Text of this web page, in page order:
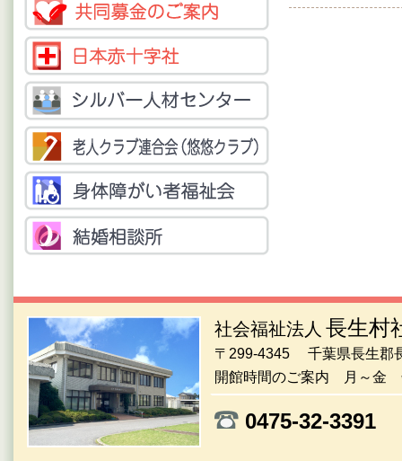
社会福祉法人 長生村
〒299-4345 千葉県長生郡
開館時間のご案内 月～金
0475-32-